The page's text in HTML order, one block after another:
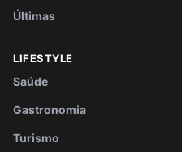
Últimas
LIFESTYLE
Saúde
Gastronomia
Turismo